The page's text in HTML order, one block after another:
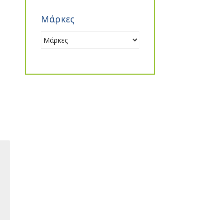
Μάρκες